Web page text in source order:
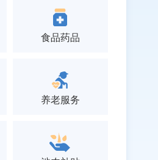
食品药品
养老服务